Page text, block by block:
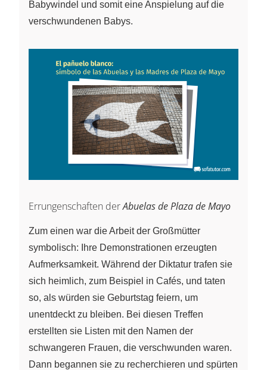
Babywindel und somit eine Anspielung auf die
verschwundenen Babys.
Errungenschaften derAbuelas de Plaza de Mayo
Zum einen war die Arbeit der Großmütter
symbolisch: Ihre Demonstrationen erzeugten
Aufmerksamkeit. Während der Diktatur trafen sie
sich heimlich, zum Beispiel in Cafés, und taten
so, als würden sie Geburtstag feiern, um
unentdeckt zu bleiben. Bei diesen Treffen
erstellten sie Listen mit den Namen der
schwangeren Frauen, die verschwunden waren.
Dann begannen sie zu recherchieren und spürten